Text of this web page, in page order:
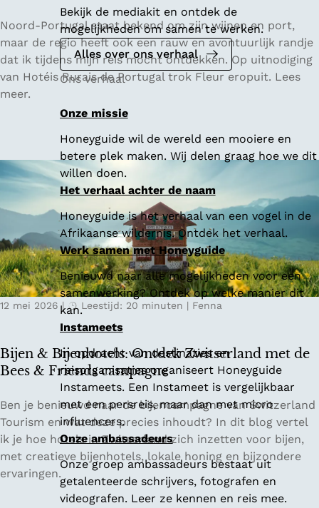
Bekijk de mediakit en ontdek de
mogelijkheden om samen te werken.
Alles over ons verhaal
Ons verhaal
Onze missie
Honeyguide wil de wereld een mooiere en
betere plek maken. Wij delen graag hoe we dit
willen doen.
Het verhaal achter de naam
Honeyguide is het verhaal van een vogel in de
Afrikaanse wildernis. Ontdek het verhaal.
Werk samen met Honeyguide
Benieuwd naar alle mogelijkheden voor een
samenwerking? Ontdek op welke manier dit
kan.
Instameets
In opdracht van destinaties en
reisorganisaties organiseert Honeyguide
Instameets. Een Instameet is vergelijkbaar
met een persreis, maar dan met micro
influencers.
Onze ambassadeurs
Onze groep ambassadeurs bestaat uit
getalenteerde schrijvers, fotografen en
videografen. Leer ze kennen en reis mee.
V
i
n
h
o
d
e
g
o
e
n
e
l
l
i
e
n
e
n
Noord-Portugal staat bekend om zijn wijnen en port,
maar de regio heeft ook een rauw en avontuurlijk randje
dat ik tijdens mijn reis mocht ontdekken. Op uitnodiging
van Hotéis Rurais de Portugal trok Fleur eropuit. Lees
meer.
Bijen & Bijenhotels: Ontdek Zwitserland met de
Bees & Friends campagne
12 mei 2026 | Leestijd: 20 minuten | Fenna
B
i
j
e
n
Ben je benieuwd naar de bijencampagne van Switzerland
Tourism en wat deze precies inhoudt? In dit blog vertel
ik je hoe hotels in Zwitserland zich inzetten voor bijen,
met creatieve bijenhotels, lokale honing en bijzondere
ervaringen.